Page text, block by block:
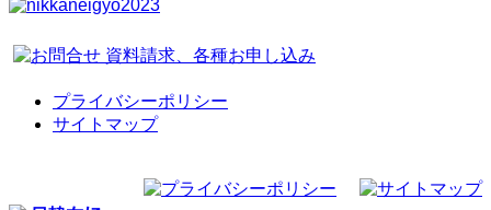
プライバシーポリシー
サイトマップ